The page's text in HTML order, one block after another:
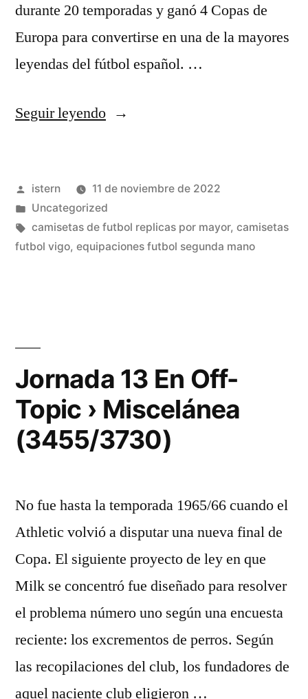
durante 20 temporadas y ganó 4 Copas de
Europa para convertirse en una de la mayores
leyendas del fútbol español. …
Seguir leyendo«camisetas
corte
ingles»
Publicado
por
istern
11 de noviembre de 2022
Publicado
en
Uncategorized
Etiquetas:
camisetas de futbol replicas por mayor, camisetas
futbol vigo, equipaciones futbol segunda mano
Jornada 13 En Off-
Topic › Miscelánea
(3455/3730)
No fue hasta la temporada 1965/66 cuando el
Athletic volvió a disputar una nueva final de
Copa. El siguiente proyecto de ley en que
Milk se concentró fue diseñado para resolver
el problema número uno según una encuesta
reciente: los excrementos de perros. Según
las recopilaciones del club, los fundadores de
aquel naciente club eligieron …